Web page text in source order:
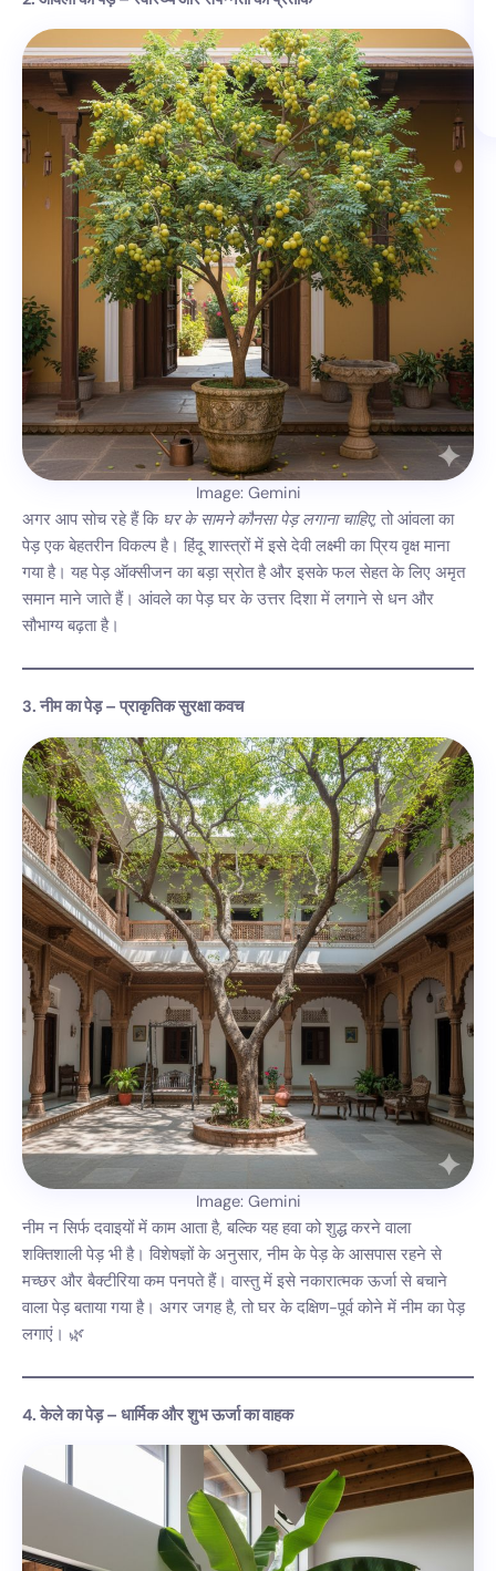
Image: Gemini
अगर आप सोच रहे हैं कि घर के सामने कौनसा पेड़ लगाना चाहिए, तो आंवला का
पेड़ एक बेहतरीन विकल्प है। हिंदू शास्त्रों में इसे देवी लक्ष्मी का प्रिय वृक्ष माना
गया है। यह पेड़ ऑक्सीजन का बड़ा स्रोत है और इसके फल सेहत के लिए अमृत
समान माने जाते हैं। आंवले का पेड़ घर के उत्तर दिशा में लगाने से धन और
सौभाग्य बढ़ता है।
3. नीम का पेड़ – प्राकृतिक सुरक्षा कवच
Image: Gemini
नीम न सिर्फ दवाइयों में काम आता है, बल्कि यह हवा को शुद्ध करने वाला
शक्तिशाली पेड़ भी है। विशेषज्ञों के अनुसार, नीम के पेड़ के आसपास रहने से
मच्छर और बैक्टीरिया कम पनपते हैं। वास्तु में इसे नकारात्मक ऊर्जा से बचाने
वाला पेड़ बताया गया है। अगर जगह है, तो घर के दक्षिण-पूर्व कोने में नीम का पेड़
लगाएं। 🌿
4. केले का पेड़ – धार्मिक और शुभ ऊर्जा का वाहक